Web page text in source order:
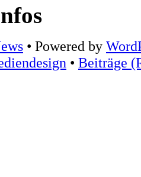
• Powered by
• Beiträge